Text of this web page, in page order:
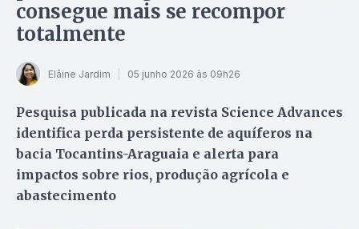
consegue mais se recompor
totalmente
Elâine Jardim 05 junho 2026 às 09h26
Pesquisa publicada na revista Science Advances
identifica perda persistente de aquíferos na
bacia Tocantins-Araguaia e alerta para
impactos sobre rios, produção agrícola e
abastecimento